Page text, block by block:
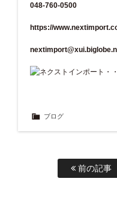
048-760-0500
https://
ブログ
前の記事